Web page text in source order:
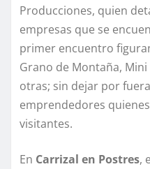
Producciones, quien
empresas que se
primer encuentro
Grano de Montaña,
otras; sin dejar por
emprendedores
visitantes.
​En Carrizal en Postres,